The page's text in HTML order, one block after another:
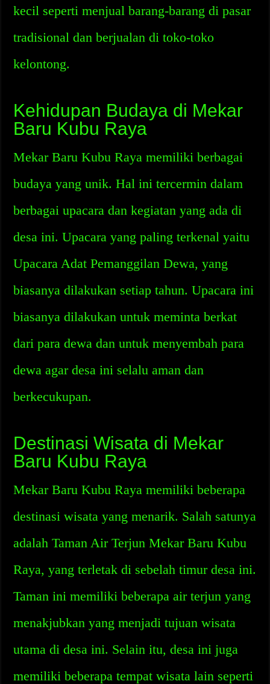
kecil seperti menjual barang-barang di pasar
tradisional dan berjualan di toko-toko
kelontong.
Kehidupan Budaya di Mekar
Baru Kubu Raya
Mekar Baru Kubu Raya memiliki berbagai
budaya yang unik. Hal ini tercermin dalam
berbagai upacara dan kegiatan yang ada di
desa ini. Upacara yang paling terkenal yaitu
Upacara Adat Pemanggilan Dewa, yang
biasanya dilakukan setiap tahun. Upacara ini
biasanya dilakukan untuk meminta berkat
dari para dewa dan untuk menyembah para
dewa agar desa ini selalu aman dan
berkecukupan.
Destinasi Wisata di Mekar
Baru Kubu Raya
Mekar Baru Kubu Raya memiliki beberapa
destinasi wisata yang menarik. Salah satunya
adalah Taman Air Terjun Mekar Baru Kubu
Raya, yang terletak di sebelah timur desa ini.
Taman ini memiliki beberapa air terjun yang
menakjubkan yang menjadi tujuan wisata
utama di desa ini. Selain itu, desa ini juga
memiliki beberapa tempat wisata lain seperti